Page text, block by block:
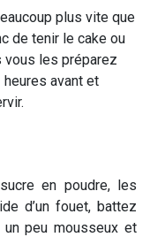
plus vite que
de tenir le cake ou
vous les préparez
avant et
en poudre, les
d’un fouet, battez
un peu mousseux et